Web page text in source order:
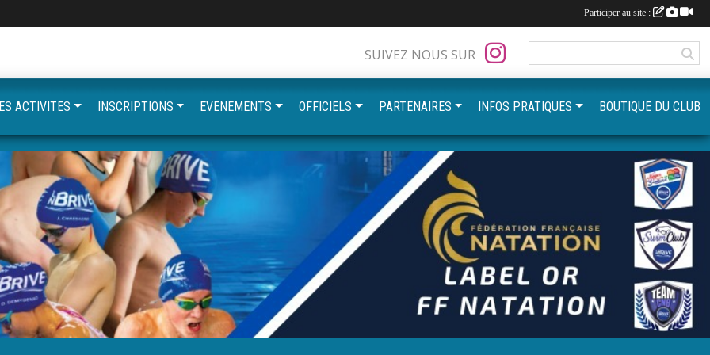
SUIVEZ NOUS SUR
ACTIVITES INSCRIPTIONS EVENEMENTS OFFICIELS PARTENAIRES INFOS PRATIQUES BOUTIQUE DU CLUB
Participer au site :